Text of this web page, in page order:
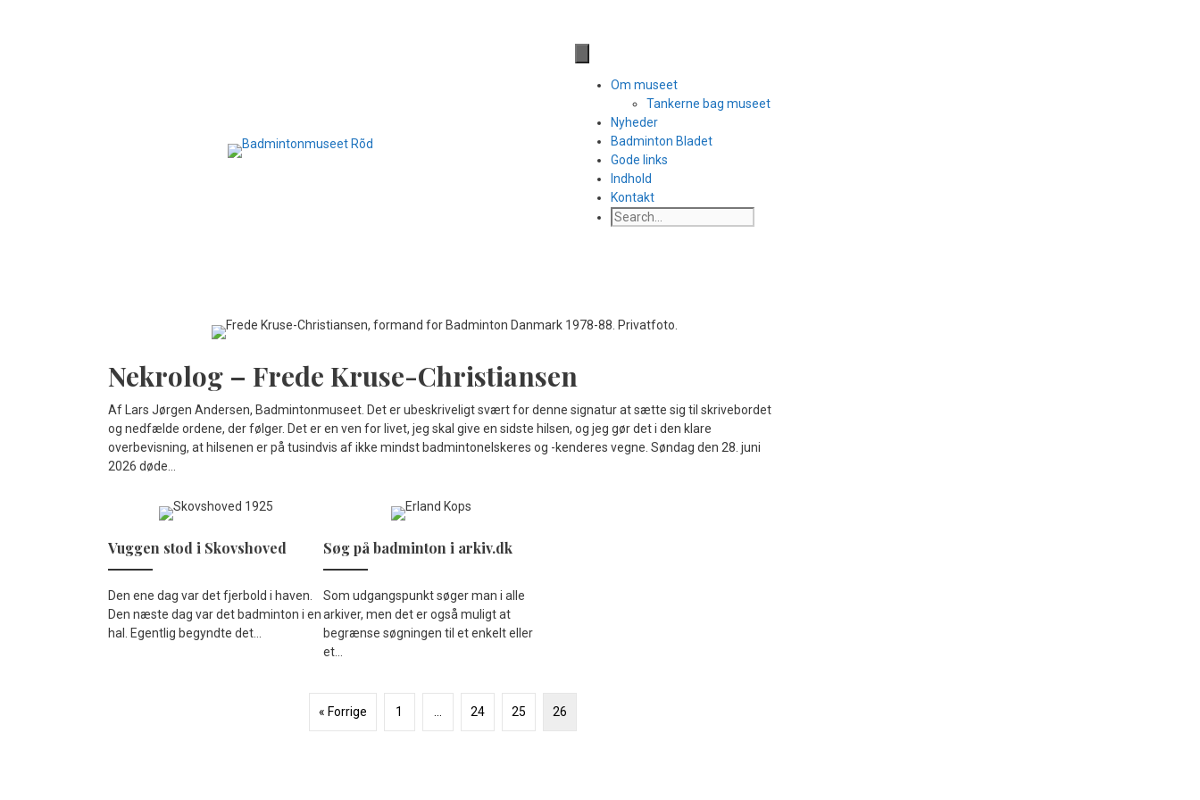
Til side med facebook links
Om museet
Tankerne bag museet
Nyheder
Badminton Bladet
Gode links
Indhold
Kontakt
Nekrolog – Frede Kruse-Christiansen
Af Lars Jørgen Andersen, Badmintonmuseet. Det er ubeskriveligt svært for denne signatur at sætte sig til skrivebordet
og nedfælde ordene, der følger. Det er en ven for livet, jeg skal give en sidste hilsen, og jeg gør det i den klare
overbevisning, at hilsenen er på tusindvis af ikke mindst badmintonelskeres og -kenderes vegne. Søndag den 28. juni
2026 døde...
Vuggen stod i Skovshoved
Den ene dag var det fjerbold i haven.
Den næste dag var det badminton i en
hal. Egentlig begyndte det...
Søg på badminton i arkiv.dk
Som udgangspunkt søger man i alle
arkiver, men det er også muligt at
begrænse søgningen til et enkelt eller
et...
« Forrige 1 24 25 26